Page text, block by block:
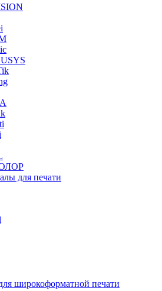
для печати
широкоформатной печати